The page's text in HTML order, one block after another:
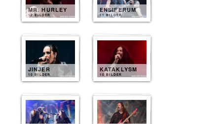
MR. HURLEY
12 BILDER
ENSIFERUM
11 BILDER
JINJER
10 BILDER
KATAKLYSM
10 BILDER